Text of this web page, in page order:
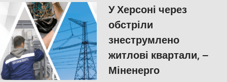
У Херсоні через
обстріли
знеструмлено
житлові квартали, –
Міненерго